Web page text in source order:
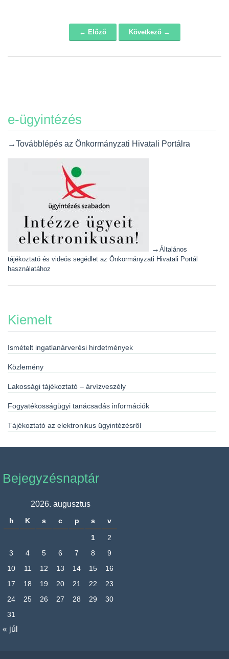
← Előző Következő →
e-ügyintézés
→Továbblépés az Önkormányzati Hivatali Portálra
→ Általános
tájékoztató és videós segédlet az Önkormányzati Hivatali Portál
használatához
Kiemelt
Ismételt ingatlanárverési hirdetmények
Közlemény
Lakossági tájékoztató – árvízveszély
Fogyatékosságügyi tanácsadás információk
Tájékoztató az elektronikus ügyintézésről
Bejegyzésnaptár
2026. augusztus
h K s c p s v
1
2
3
4 5 6 7 8
9
10
11 12 13 14 15
16
17
18 19 20 21 22
23
24
25 26 27 28 29
30
31
« júl